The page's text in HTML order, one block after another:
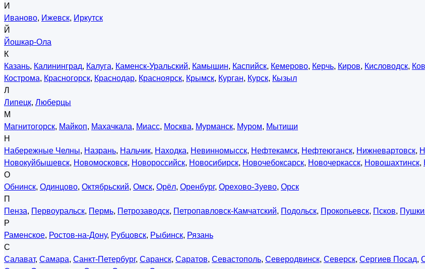
И
Иваново, Ижевск, Иркутск
Й
Йошкар-Ола
К
Казань, Калининград, Калуга, Каменск-Уральский, Камышин, Каспийск, Кемерово, Керчь, Киров, Кисловодск,
Кострома, Красногорск, Краснодар, Красноярск, Крымск, Курган, Курск, Кызыл
Л
Липецк, Люберцы
М
Магнитогорск, Майкоп, Махачкала, Миасс, Москва, Мурманск, Муром, Мытищи
Н
Набережные Челны, Назрань, Нальчик, Находка, Невинномысск, Нефтекамск, Нефтеюганск, Нижневартовск,
Новокуйбышевск, Новомосковск, Новороссийск, Новосибирск, Новочебоксарск, Новочеркасск, Новошахтинск,
О
Обнинск, Одинцово, Октябрьский, Омск, Орёл, Оренбург, Орехово-Зуево, Орск
П
Пенза, Первоуральск, Пермь, Петрозаводск, Петропавловск-Камчатский, Подольск, Прокопьевск, Псков,
Р
Раменское, Ростов-на-Дону, Рубцовск, Рыбинск, Рязань
С
Салават, Самара, Санкт-Петербург, Саранск, Саратов, Севастополь, Северодвинск, Северск, Сергиев Посад,